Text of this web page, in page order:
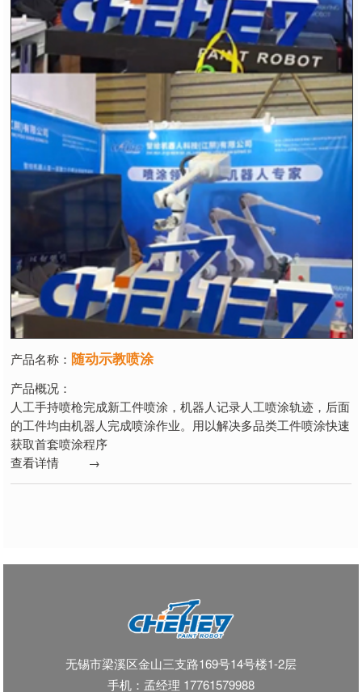
产品名称： 随动示教喷涂
产品概况：
人工手持喷枪完成新工件喷涂，机器人记录人工喷涂轨迹，后面
的工件均由机器人完成喷涂作业。用以解决多品类工件喷涂快速
获取首套喷涂程序
查看详情 →
无锡市梁溪区金山三支路169号14号楼1-2层
手机：孟经理 17761579988